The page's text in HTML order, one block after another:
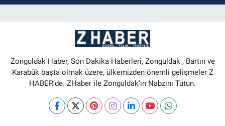
Zonguldak Haber, Son Dakika Haberleri, Zonguldak , Bartın ve
Karabük başta olmak üzere, ülkemizden önemli gelişmeler Z
HABER’de. ZHaber ile Zonguldak’ın Nabzını Tutun.